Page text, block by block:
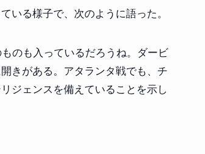
いる様子で、次のように語った。
のも入っているだろうね。ダービ
きがある。アタランタ戦でも、チ
ジェンスを備えていることを示し